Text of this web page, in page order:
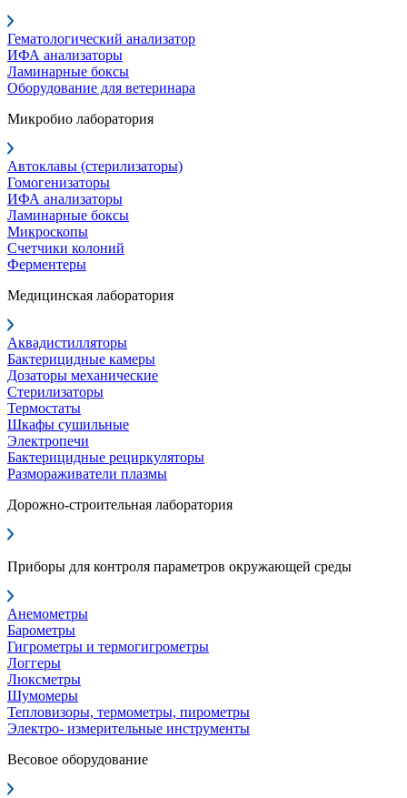
Гематологический анализатор
ИФА анализаторы
Ламинарные боксы
Оборудование для ветеринара
Микробио лаборатория
Автоклавы (стерилизаторы)
Гомогенизаторы
ИФА анализаторы
Ламинарные боксы
Микроскопы
Счетчики колоний
Ферментеры
Медицинская лаборатория
Аквадистилляторы
Бактерицидные камеры
Дозаторы механические
Стерилизаторы
Термостаты
Шкафы сушильные
Электропечи
Бактерицидные рециркуляторы
Размораживатели плазмы
Дорожно-строительная лаборатория
Приборы для контроля параметров окружающей среды
Анемометры
Барометры
Гигрометры и термогигрометры
Логгеры
Люксметры
Шумомеры
Тепловизоры, термометры, пирометры
Электро- измерительные инструменты
Весовое оборудование